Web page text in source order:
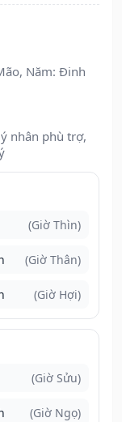
Năm: Đinh
nhân phù trợ,
(Giờ Thìn)
(Giờ Thân)
(Giờ Hợi)
(Giờ Sửu)
(Giờ Ngọ)